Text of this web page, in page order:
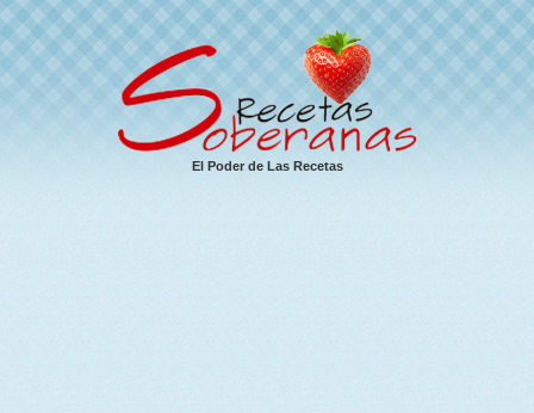
El Poder de Las Recetas